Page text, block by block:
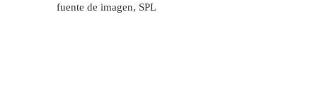
fuente de imagen, SPL